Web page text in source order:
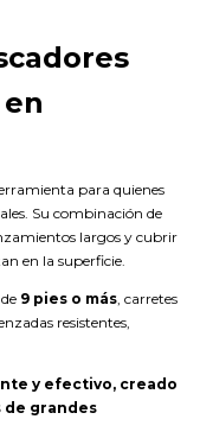
para quienes
Su combinación de
largos y cubrir
en la superficie.
9 pies o más, carretes
resistentes,
y efectivo, creado
de grandes